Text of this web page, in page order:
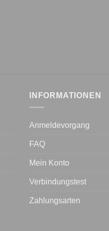
INFORMATIONEN
Anmeldevorgang
FAQ
Mein Konto
Verbindungstest
Zahlungsarten